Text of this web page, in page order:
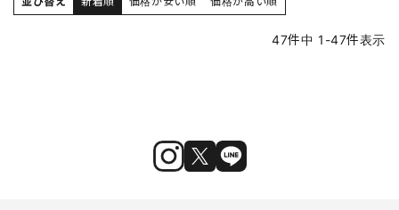
47件中 1 -47件表示